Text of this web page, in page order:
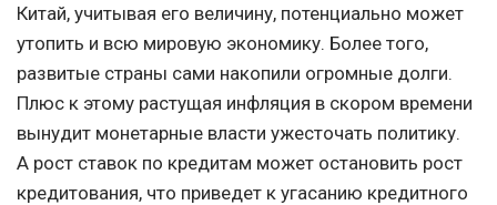
Китай, учитывая его величину, потенциально может
утопить и всю мировую экономику. Более того,
развитые страны сами накопили огромные долги.
Плюс к этому растущая инфляция в скором времени
вынудит монетарные власти ужесточать политику.
А рост ставок по кредитам может остановить рост
кредитования, что приведет к угасанию кредитного